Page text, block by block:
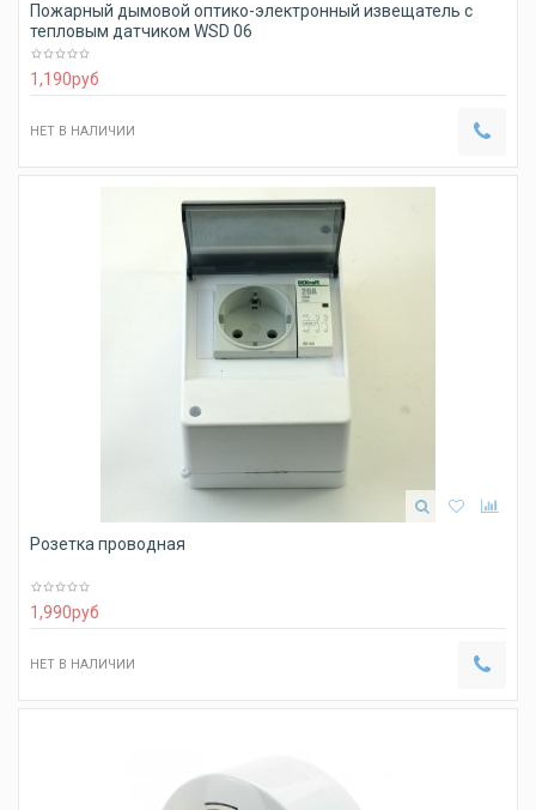
Пожарный дымовой оптико-электронный извещатель с
тепловым датчиком WSD 06
1,190руб
НЕТ В НАЛИЧИИ
Розетка проводная
1,990руб
НЕТ В НАЛИЧИИ